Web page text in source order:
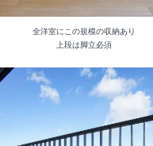
全洋室にこの規模の収納あり
上段は脚立必須